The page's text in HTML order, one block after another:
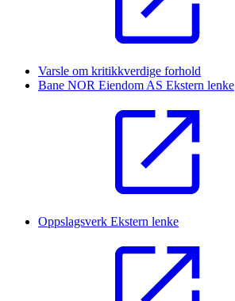
Varsle om kritikkverdige forhold
Bane NOR Eiendom AS Ekstern lenke
Oppslagsverk Ekstern lenke